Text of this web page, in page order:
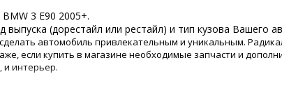
3 E90 2005+.
(дорестайл или рестайл) и тип кузова Вашего
автомобиль привлекательным и уникальным.
если купить в магазине необходимые запчасти и
и интерьер.